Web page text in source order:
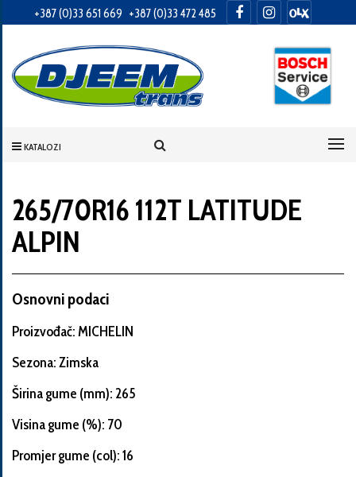
+387 (0)33 651 669 +387 (0)33 472 485
KATALOZI
Informacije
o
Vaša
Broj
Informacije
o
265/70R16 112T LATITUDE
ALPIN
Osnovni podaci
Proizvođač: MICHELIN
Sezona: Zimska
Širina gume (mm): 265
Visina gume (%): 70
Promjer gume (col): 16